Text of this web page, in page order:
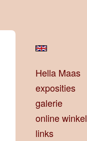
Hella Maas
exposities
galerie
online winkel
links